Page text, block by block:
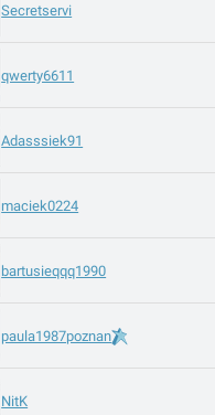
Secretservi
qwerty6611
Adasssiek91
maciek0224
bartusieqqq1990
paula1987poznan
NitK